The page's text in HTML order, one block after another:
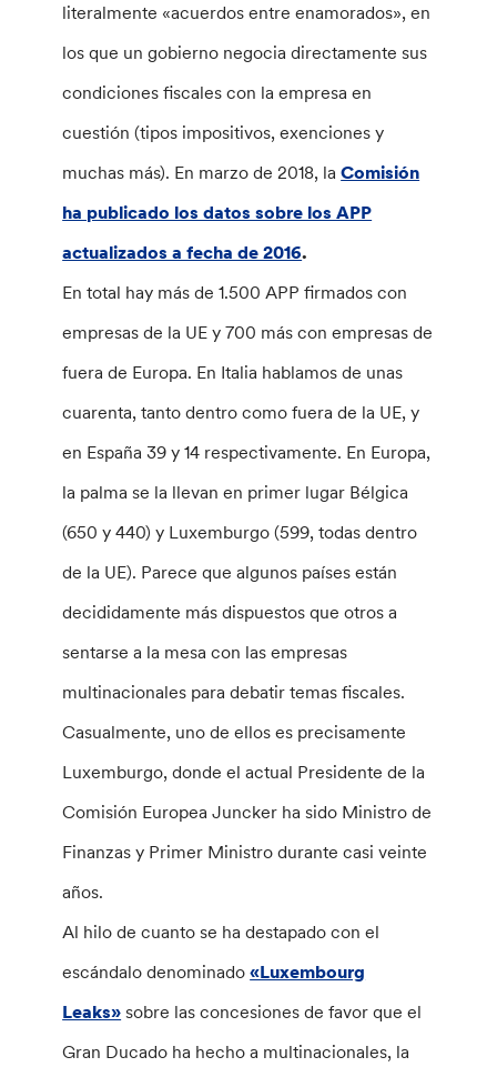
literalmente «acuerdos entre enamorados», en
los que un gobierno negocia directamente sus
condiciones fiscales con la empresa en
cuestión (tipos impositivos, exenciones y
muchas más). En marzo de 2018, laComisión
ha publicado los datos sobre los APP
actualizados a fecha de 2016.
En total hay más de 1.500 APP firmados con
empresas de la UE y 700 más con empresas de
fuera de Europa. En Italia hablamos de unas
cuarenta, tanto dentro como fuera de la UE, y
en España 39 y 14 respectivamente. En Europa,
la palma se la llevan en primer lugar Bélgica
(650 y 440) y Luxemburgo (599, todas dentro
de la UE). Parece que algunos países están
decididamente más dispuestos que otros a
sentarse a la mesa con las empresas
multinacionales para debatir temas fiscales.
Casualmente, uno de ellos es precisamente
Luxemburgo, donde el actual Presidente de la
Comisión Europea Juncker ha sido Ministro de
Finanzas y Primer Ministro durante casi veinte
años.
Al hilo de cuanto se ha destapado con el
escándalo denominado«Luxembourg
Leaks» sobre las concesiones de favor que el
Gran Ducado ha hecho a multinacionales, la